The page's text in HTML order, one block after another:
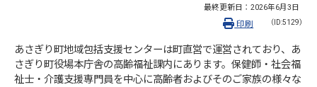
最終更新日： 2026年6月3日
（ID:5129）
印刷
あさぎり町地域包括支援センターは町直営で運営されており、あ
さぎり町役場本庁舎の高齢福祉課内にあります。保健師・社会福
祉士・介護支援専門員を中心に高齢者およびそのご家族の様々な